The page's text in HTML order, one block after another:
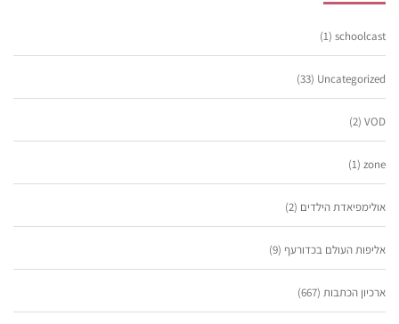
schoolcast
(1)
Uncategorized
(33)
VOD
(2)
zone
(1)
אולימפיאדת הילדים (2)
אליפות העולם בכדורעף (9)
ארכיון הכתבות (667)